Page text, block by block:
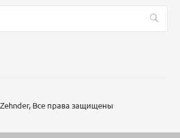
Все права защищены